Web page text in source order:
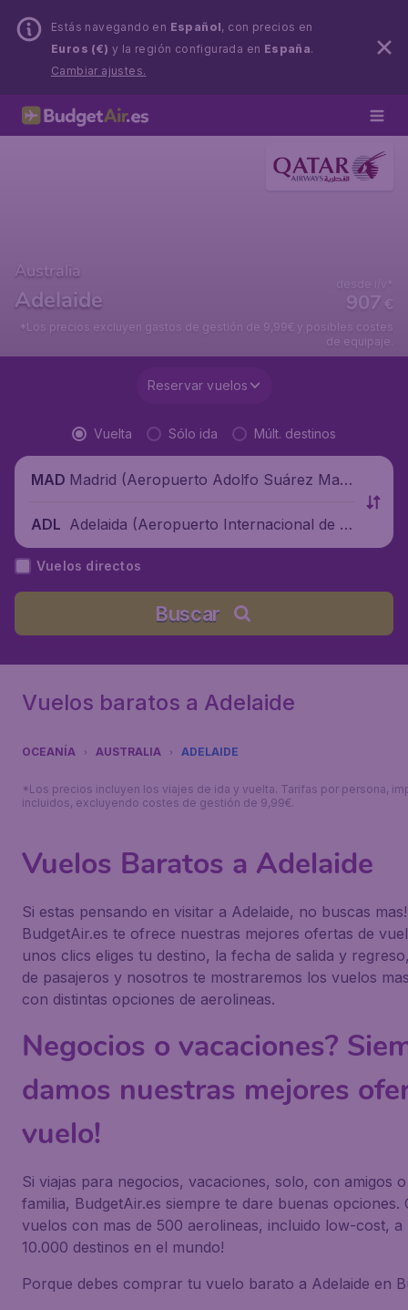
Estás navegando en Español, con precios en
Euros (€) y la región configurada en España.
Cambiar ajustes.
Australia
Adelaide €
907
desde i/v*
*Los precios excluyen gastos de gestión de 9,99€ y posibles costes
de equipaje.
Reservar vuelos
Vuelta Sólo ida Múlt. destinos
MAD Madrid (Aeropuerto Adolfo Suárez Madr
ADL Adelaida (Aeropuerto Internacional de A
delaida), Australia
Vuelos directos
Buscar
Vuelos baratos a Adelaide
OCEANÍA AUSTRALIA ADELAIDE
*Los precios incluyen los viajes de ida y vuelta. Tarifas por persona,
incluidos, excluyendo costes de gestión de 9,99€.
Vuelos Baratos a Adelaide
Si estas pensando en visitar a Adelaide, no buscas mas!
BudgetAir.es te ofrece nuestras mejores ofertas de
unos clics eliges tu destino, la fecha de salida y
de pasajeros y nosotros te mostraremos los vuelos
con distintas opciones de aerolineas.
Negocios o vacaciones?
damos nuestras mejores
vuelo!
Si viajas para negocios, vacaciones, solo, con amigos
familia, BudgetAir.es siempre te dare buenas opciones.
vuelos con mas de 500 aerolineas, incluido low-cost, a
10.000 destinos en el mundo!
Porque debes comprar tu vuelo barato a Adelaide en